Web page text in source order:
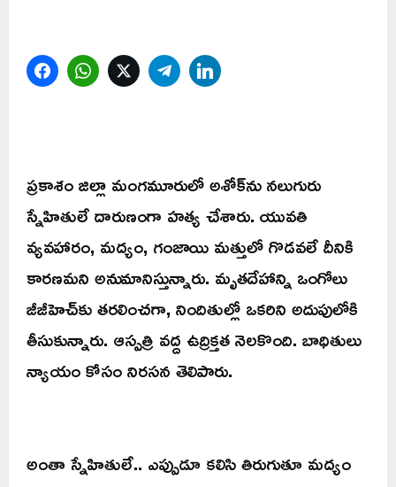
FacebookWhatsAppTwitterTelegram
ప్రకాశం జిల్లా మంగమూరులో అశోక్‌ను నలుగురు
స్నేహితులే దారుణంగా హత్య చేశారు. యువతి
వ్యవహారం, మద్యం, గంజాయి మత్తులో గొడవలే దీనికి
కారణమని అనుమానిస్తున్నారు. మృతదేహాన్ని ఒంగోలు
జీజీహెచ్‌కు తరలించగా, నిందితుల్లో ఒకరిని అదుపులోకి
తీసుకున్నారు. ఆస్పత్రి వద్ద ఉద్రిక్తత నెలకొంది. బాధితులు
న్యాయం కోసం నిరసన తెలిపారు.
అంతా స్నేహితులే.. ఎప్పుడూ కలిసి తిరుగుతూ మద్యం